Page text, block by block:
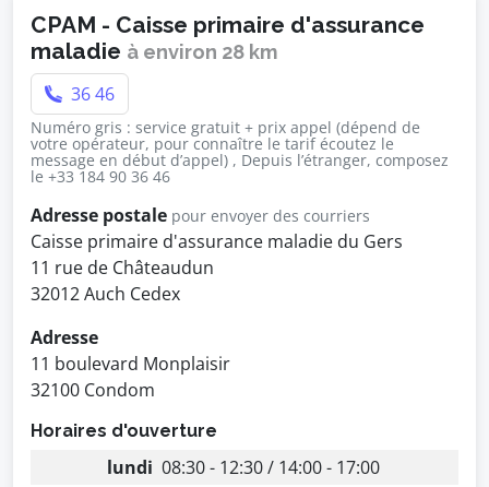
CPAM - Caisse primaire d'assurance
maladie à environ 28 km
36 46
Numéro gris : service gratuit + prix appel (dépend de
votre opérateur, pour connaître le tarif écoutez le
message en début d’appel) , Depuis l’étranger, composez
le +33 184 90 36 46
Adresse postale pour envoyer des courriers
Caisse primaire d'assurance maladie du Gers
11 rue de Châteaudun
32012 Auch Cedex
Adresse
11 boulevard Monplaisir
32100 Condom
Horaires d'ouverture
lundi 08:30 - 12:30 / 14:00 - 17:00